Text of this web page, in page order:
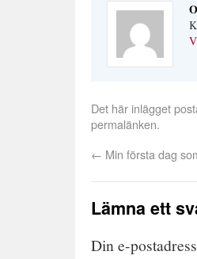
Det här inlägget
permalänken.
← Min första dag
Lämna ett
Din e-